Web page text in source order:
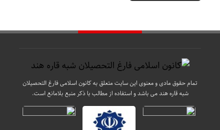
تمام حقوق مادی و معنوی این سایت متعلق به کانون اسلامی فارغ التحصیلان
شبه قاره هند می باشد و استفاده از مطالب با ذکر منبع بلامانع است.